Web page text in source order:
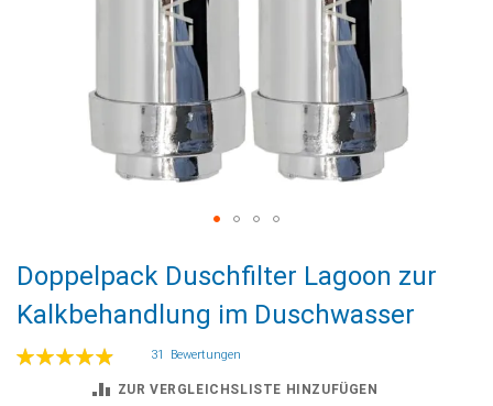
Anfang
der
Bildgalerie
springen
Doppelpack Duschfilter Lagoon zur
Kalkbehandlung im Duschwasser
Bewertung:
31 Bewertungen
ZUR VERGLEICHSLISTE HINZUFÜGEN